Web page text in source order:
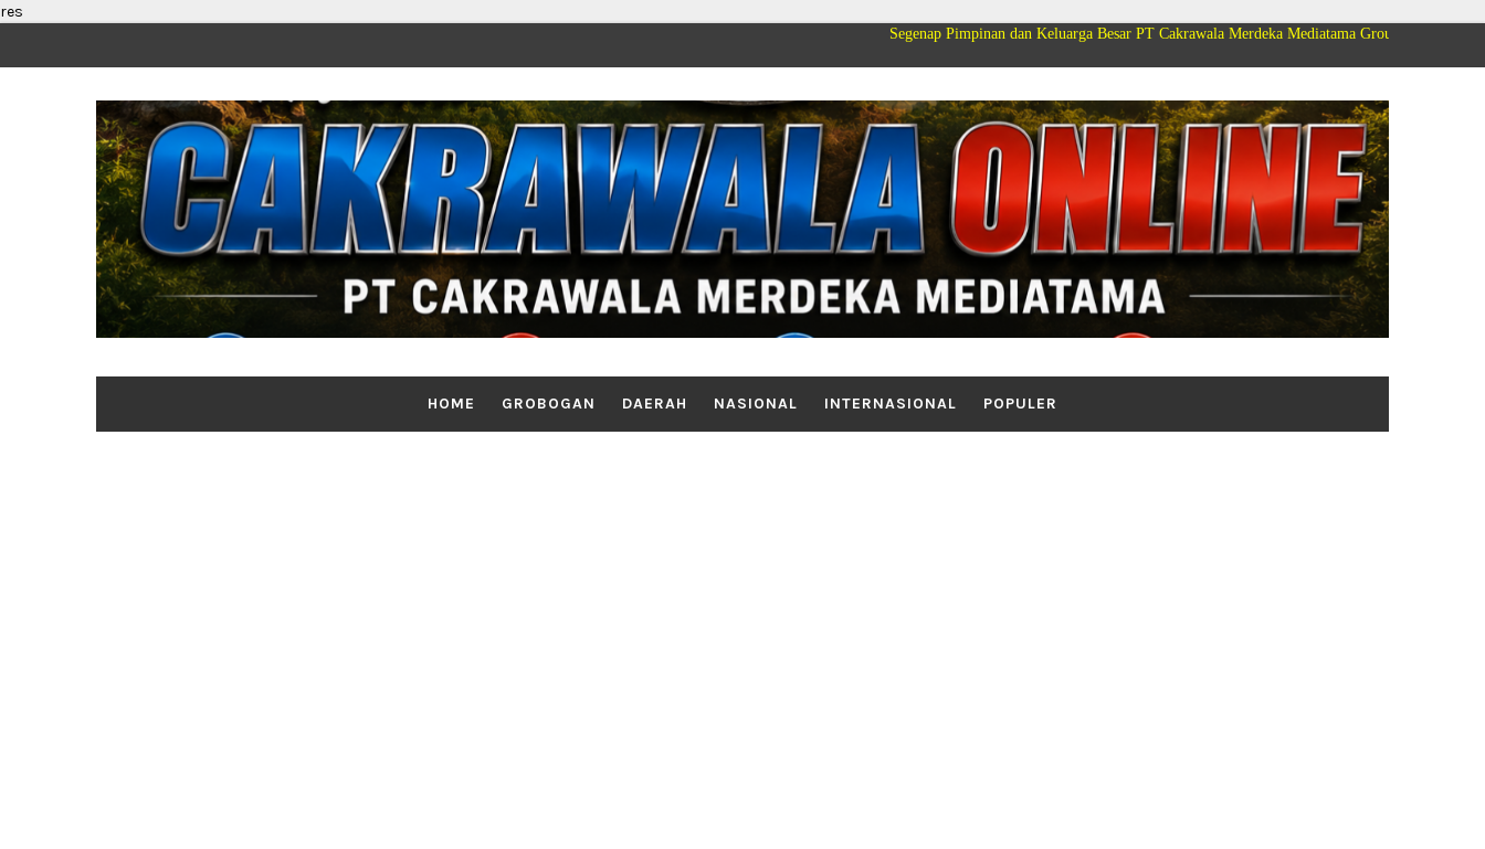
res
Segenap Pimpinan dan Keluarga Besar PT Cakrawala Merdeka Mediatama Group Mengucapkan Selamat
HOME GROBOGAN DAERAH NASIONAL INTERNASIONAL POPULER